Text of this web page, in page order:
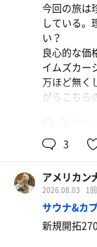
がいた。一
れがかなり
だ。3杯も
サウナを出
る。露天に
な。
道で気温
今回の旅は
している。
い？
良心的な価
イムズカー
万ほど無く
がらこちら
ま」ではな
天然温泉、
ライニング
たら愛用す
3
アメリカン
2026.08.03 1
サウナ&カ
新規開拓